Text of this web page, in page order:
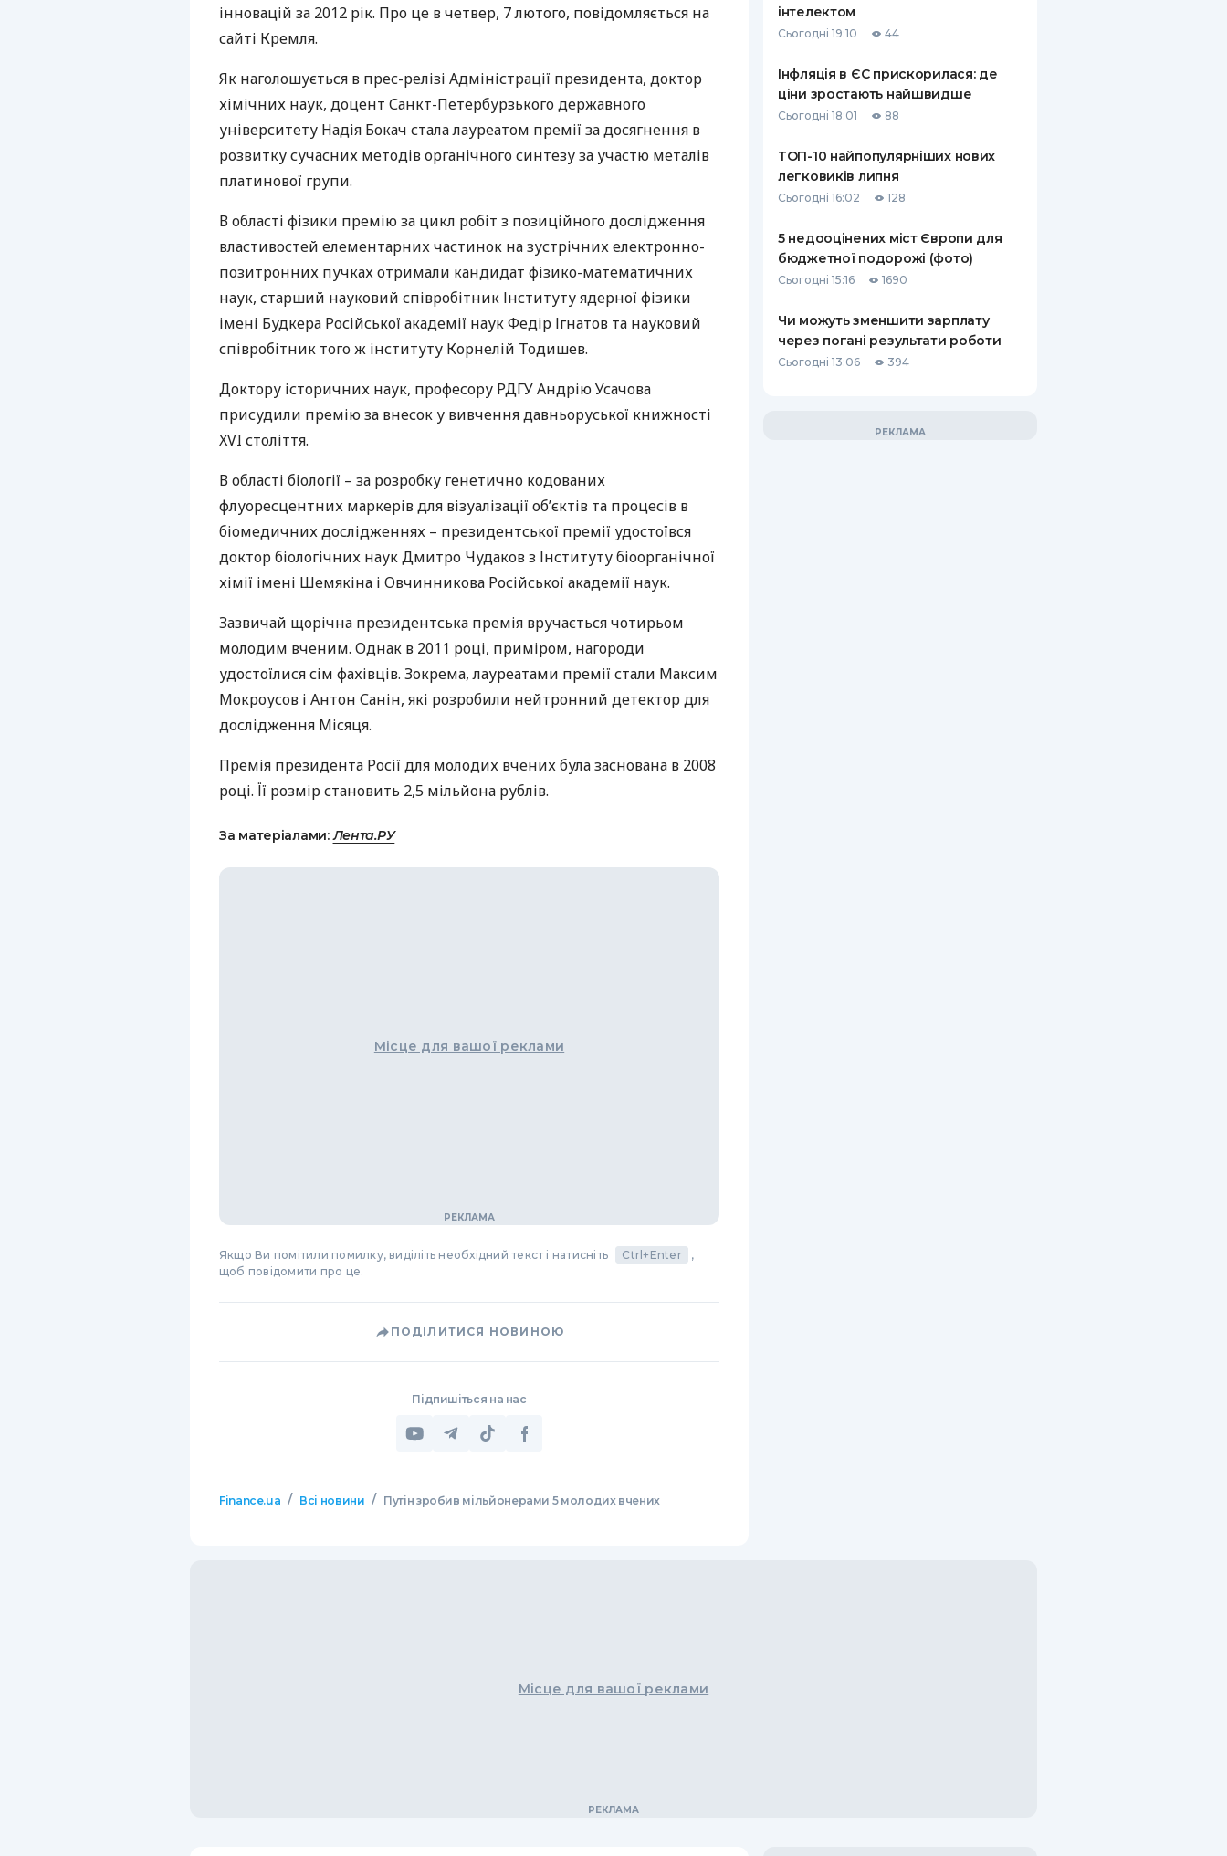
ЩОМІСЯЧНИЙ ОГЛЯД
КЕШБЕКУ
ПУТІВНИКИ ПО
БАНКІВСЬКИХ КАРТКАХ
ПУТІВНИКИ ПО
ВСІ СТРАХОВІ ПОЛІСИ
СТРАХОВІ КОМПАНІЇ
ВІДГУКИ ПРО СТРАХОВІ
КОМПАНІЇ
КОНТАКТИ
інновацій за 2012 рік. Про це в четвер, 7 лютого, повідомляється на
сайті Кремля.
Як наголошується в прес-релізі Адміністрації президента, доктор
хімічних наук, доцент Санкт-Петербурзького державного
університету Надія Бокач стала лауреатом премії за досягнення в
розвитку сучасних методів органічного синтезу за участю металів
платинової групи.
В області фізики премію за цикл робіт з позиційного дослідження
властивостей елементарних частинок на зустрічних електронно-
позитронних пучках отримали кандидат фізико-математичних
наук, старший науковий співробітник Інституту ядерної фізики
імені Будкера Російської академії наук Федір Ігнатов та науковий
співробітник того ж інституту Корнелій Тодишев.
Доктору історичних наук, професору РДГУАндрію Усачова
присудили премію за внесок у вивчення давньоруської книжності
XVI століття.
В області біології – за розробку генетично кодованих
флуоресцентних маркерів для візуалізації об’єктів та процесів в
біомедичних дослідженнях – президентської премії удостоївся
доктор біологічних наук Дмитро Чудаков з Інституту біоорганічної
хімії імені Шемякіна і Овчинникова Російської академії наук.
Зазвичай щорічна президентська премія вручається чотирьом
молодим вченим. Однак в 2011 році, приміром, нагороди
удостоїлися сім фахівців. Зокрема, лауреатами премії стали Максим
Мокроусов і Антон Санін, які розробили нейтронний детектор для
дослідження Місяця.
Премія президента Росії для молодих вчених була заснована в 2008
році. Її розмір становить 2,5 мільйона рублів.
За матеріалами:Лента.РУ
Місце для вашої реклами
Якщо Ви помітили помилку, виділіть необхідний текст і натисніть Ctrl+Enter
,
щоб повідомити про це.
ПОДІЛИТИСЯ НОВИНОЮ
Підпишіться на нас
Finance.ua / Всі новини / Путін зробив мільйонерами 5 молодих вчених
інтелектом
Сьогодні 19:10 44
Інфляція в ЄС прискорилася: де
ціни зростають найшвидше
Сьогодні 18:01 88
ТОП-10 найпопулярніших нових
легковиків липня
Сьогодні 16:02 128
5 недооцінених міст Європи для
бюджетної подорожі (фото)
Сьогодні 15:16 1690
Чи можуть зменшити зарплату
через погані результати роботи
Сьогодні 13:06 394
Місце для вашої реклами